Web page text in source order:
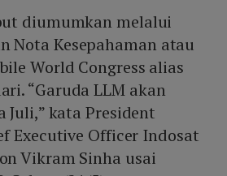
diumumkan melalui
Nota Kesepahaman atau
World Congress alias
“Garuda LLM akan
kata President
Executive Officer Indosat
Vikram Sinha usai